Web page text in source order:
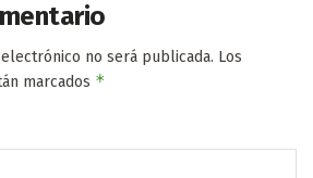
no será publicada. Los
marcados *